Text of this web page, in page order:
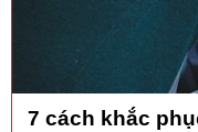
7 cách khắc